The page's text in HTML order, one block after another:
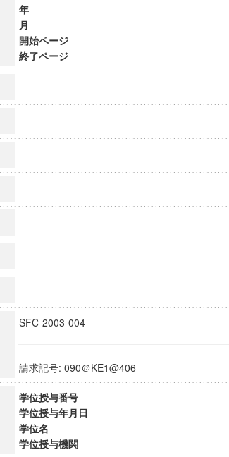
年
月
開始ページ
終了ページ
SFC-2003-004
請求記号: 090＠KE1@406
学位授与番号
学位授与年月日
学位名
学位授与機関